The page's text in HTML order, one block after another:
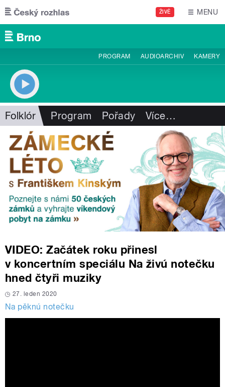
Přejít k hlavnímu obsahu
ŽIVĚ MENU
PROGRAM AUDIOARCHIV KAMERY
Folklór Program Pořady Více…
VIDEO: Začátek roku přinesl
v koncertním speciálu Na živú notečku
hned čtyři muziky
27. leden 2020
Na pěknú notečku